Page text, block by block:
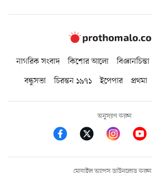
নাগরিক সংবাদ কিশোর আলো বিজ্ঞানচিন্তা
বন্ধুসভা
চিরন্তন ১৯৭১ ইপেপার প্রথমা
অনুসরণ করুন
মোবাইল অ্যাপস ডাউনলোড করুন